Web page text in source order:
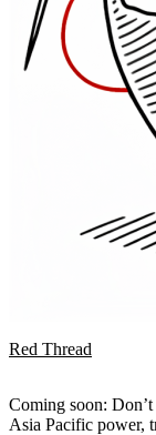
Red Thread
Coming soon:
Asia Pacific power,